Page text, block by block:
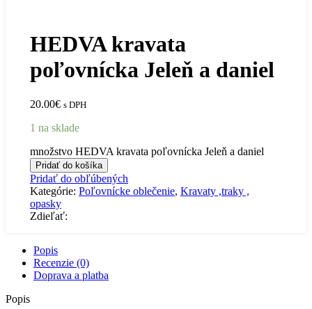
HEDVA kravata
poľovnícka Jeleň a daniel
20.00€ s DPH
1 na sklade
množstvo HEDVA kravata poľovnícka Jeleň a daniel
Pridať do košíka
Pridať do obľúbených
Kategórie: Poľovnícke oblečenie, Kravaty ,traky ,
opasky
Zdieľať:
Popis
Recenzie (0)
Doprava a platba
Popis